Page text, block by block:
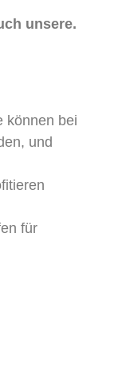
unsere.
können bei
und
für